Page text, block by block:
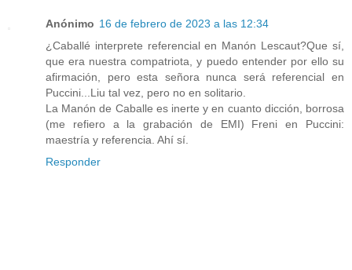
Anónimo 16 de febrero de 2023 a las 12:34
¿Caballé interprete referencial en Manón Lescaut?Que sí,
que era nuestra compatriota, y puedo entender por ello su
afirmación, pero esta señora nunca será referencial en
Puccini...Liu tal vez, pero no en solitario.
La Manón de Caballe es inerte y en cuanto dicción, borrosa
(me refiero a la grabación de EMI) Freni en Puccini:
maestría y referencia. Ahí sí.
Responder